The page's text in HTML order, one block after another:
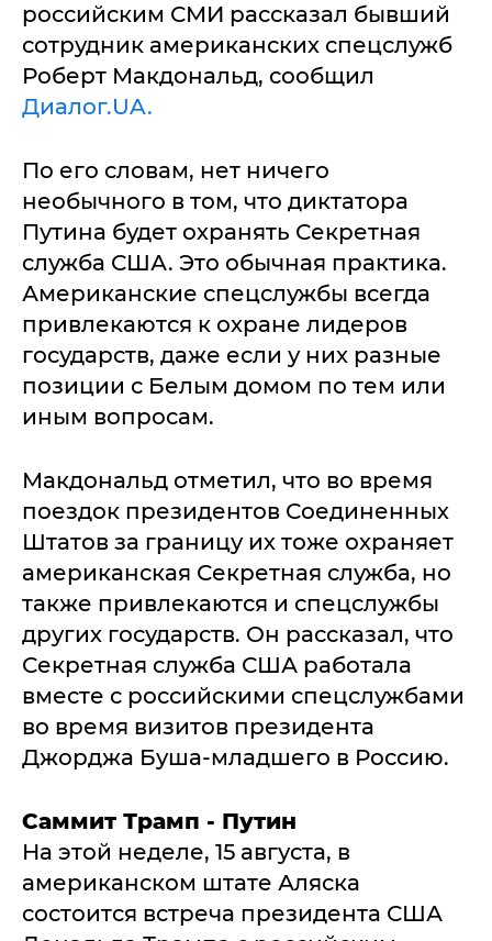
российским СМИ рассказал бывший
сотрудник американских спецслужб
Роберт Макдональд, сообщил
Диалог.UA.
По его словам, нет ничего
необычного в том, что диктатора
Путина будет охранять Секретная
служба США. Это обычная практика.
Американские спецслужбы всегда
привлекаются к охране лидеров
государств, даже если у них разные
позиции с Белым домом по тем или
иным вопросам.
Макдональд отметил, что во время
поездок президентов Соединенных
Штатов за границу их тоже охраняет
американская Секретная служба, но
также привлекаются и спецслужбы
других государств. Он рассказал, что
Секретная служба США работала
вместе с российскими спецслужбами
во время визитов президента
Джорджа Буша-младшего в Россию.
Саммит Трамп - Путин
На этой неделе, 15 августа, в
американском штате Аляска
состоится встреча президента США